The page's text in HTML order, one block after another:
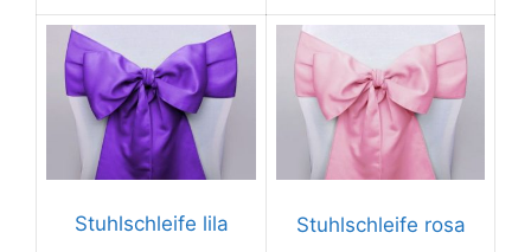
Stuhlschleife lila Stuhlschleife rosa